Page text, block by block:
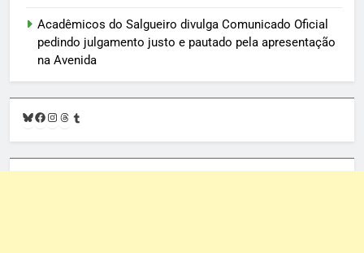
Acadêmicos do Salgueiro divulga Comunicado Oficial
pedindo julgamento justo e pautado pela apresentação
na Avenida
Bluesky
Facebook
Instagram
Threads